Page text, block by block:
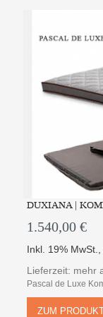
DUXIANA |
1.540,00 €
Inkl. 19% MwSt.
Lieferzeit: mehr
Pascal de Luxe
ZUM